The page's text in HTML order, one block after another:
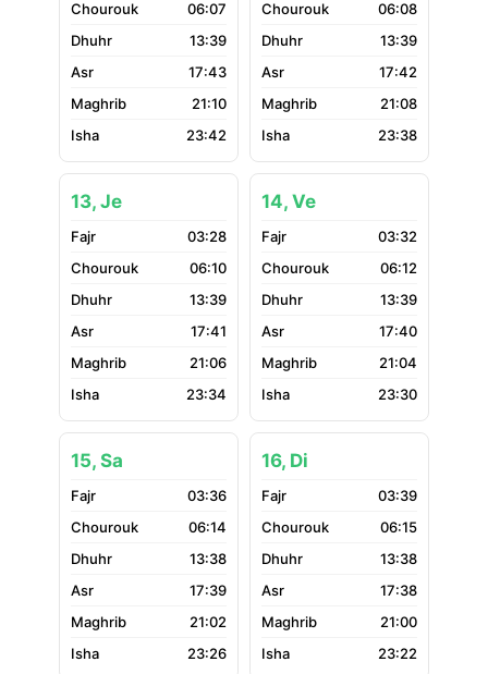
06:07
13:39
17:43
21:10
23:42
06:08
13:39
17:42
21:08
23:38
13, Je
03:28
06:10
13:39
17:41
21:06
23:34
14, Ve
03:32
06:12
13:39
17:40
21:04
23:30
15, Sa
03:36
06:14
13:38
17:39
21:02
23:26
16, Di
03:39
06:15
13:38
17:38
21:00
23:22